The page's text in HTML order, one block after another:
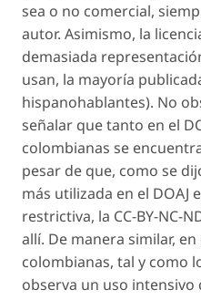
sea o no comercial,
autor. Asimismo, la
demasiada
usan, la mayoría
hispanohablantes). No
señalar que tanto en el
colombianas se
pesar de que, como se
más utilizada en el DOAJ
restrictiva, la CC-BY-NC-
allí. De manera similar, en
colombianas, tal y como
observa un uso intensivo